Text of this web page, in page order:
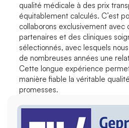
qualité médicale à des prix
équitablement calculés. C’est
collaborons exclusivement avec
partenaires et des cliniques
sélectionnés, avec lesquels
de nombreuses années une
Cette longue expérience
manière fiable la véritable
promesses.